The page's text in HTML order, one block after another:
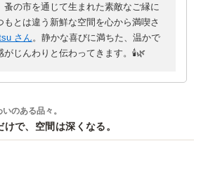
蚤の市を通じて生まれた素敵なご縁に
もとは違う新鮮な空間を心から満喫さ
さん。静かな喜びに満ちた、温かで
がじんわりと伝わってきます。🕯️🌿
のある品々。
で、空間は深くなる。